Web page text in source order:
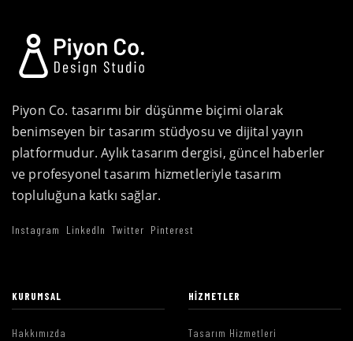
Piyon Co. tasarımı bir düşünme biçimi olarak
benimseyen bir tasarım stüdyosu ve dijital yayın
platformudur. Aylık tasarım dergisi, güncel haberler
ve profesyonel tasarım hizmetleriyle tasarım
topluluğuna katkı sağlar.
Instagram LinkedIn Twitter Pinterest
KURUMSAL
Hakkımızda
HIZMETLER
Tasarım Hizmetleri